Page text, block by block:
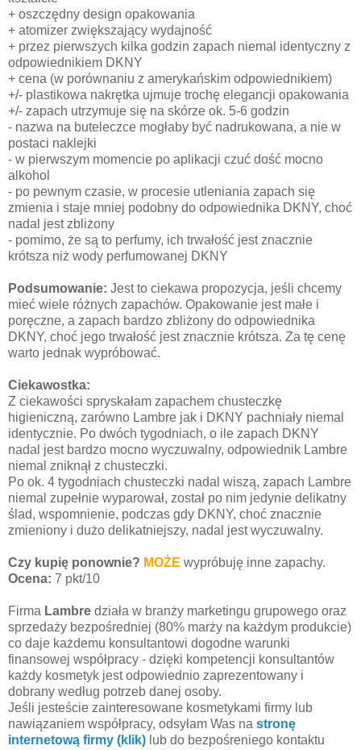
+ oszczędny design opakowania
+ atomizer zwiększający wydajność
+ przez pierwszych kilka godzin zapach niemal identyczny z
odpowiednikiem DKNY
+ cena (w porównaniu z amerykańskim odpowiednikiem)
+/- plastikowa nakrętka ujmuje trochę elegancji opakowania
+/- zapach utrzymuje się na skórze ok. 5-6 godzin
- nazwa na buteleczce mogłaby być nadrukowana, a nie w
postaci naklejki
- w pierwszym momencie po aplikacji czuć dość mocno
alkohol
- po pewnym czasie, w procesie utleniania zapach się
zmienia i staje mniej podobny do odpowiednika DKNY, choć
nadal jest zbliżony
- pomimo, że są to perfumy, ich trwałość jest znacznie
krótsza niż wody perfumowanej DKNY
Podsumowanie: Jest to ciekawa propozycja, jeśli chcemy
mieć wiele różnych zapachów. Opakowanie jest małe i
poręczne, a zapach bardzo zbliżony do odpowiednika
DKNY, choć jego trwałość jest znacznie krótsza. Za tę cenę
warto jednak wypróbować.
Ciekawostka:
Z ciekawości spryskałam zapachem chusteczkę
higieniczną, zarówno Lambre jak i DKNY pachniały niemal
identycznie. Po dwóch tygodniach, o ile zapach DKNY
nadal jest bardzo mocno wyczuwalny, odpowiednik Lambre
niemal zniknął z chusteczki.
Po ok. 4 tygodniach chusteczki nadal wiszą, zapach Lambre
niemal zupełnie wyparował, został po nim jedynie delikatny
ślad, wspomnienie, podczas gdy DKNY, choć znacznie
zmieniony i dużo delikatniejszy, nadal jest wyczuwalny.
Czy kupię ponownie? MOŻE wypróbuję inne zapachy.
Ocena: 7 pkt/10
Firma Lambre działa w branży marketingu grupowego oraz
sprzedaży bezpośredniej (80% marży na każdym produkcie)
co daje każdemu konsultantowi dogodne warunki
finansowej współpracy - dzięki kompetencji konsultantów
każdy kosmetyk jest odpowiednio zaprezentowany i
dobrany według potrzeb danej osoby.
Jeśli jesteście zainteresowane kosmetykami firmy lub
nawiązaniem współpracy, odsyłam Was na stronę
internetową firmy (klik) lub do bezpośreniego kontaktu